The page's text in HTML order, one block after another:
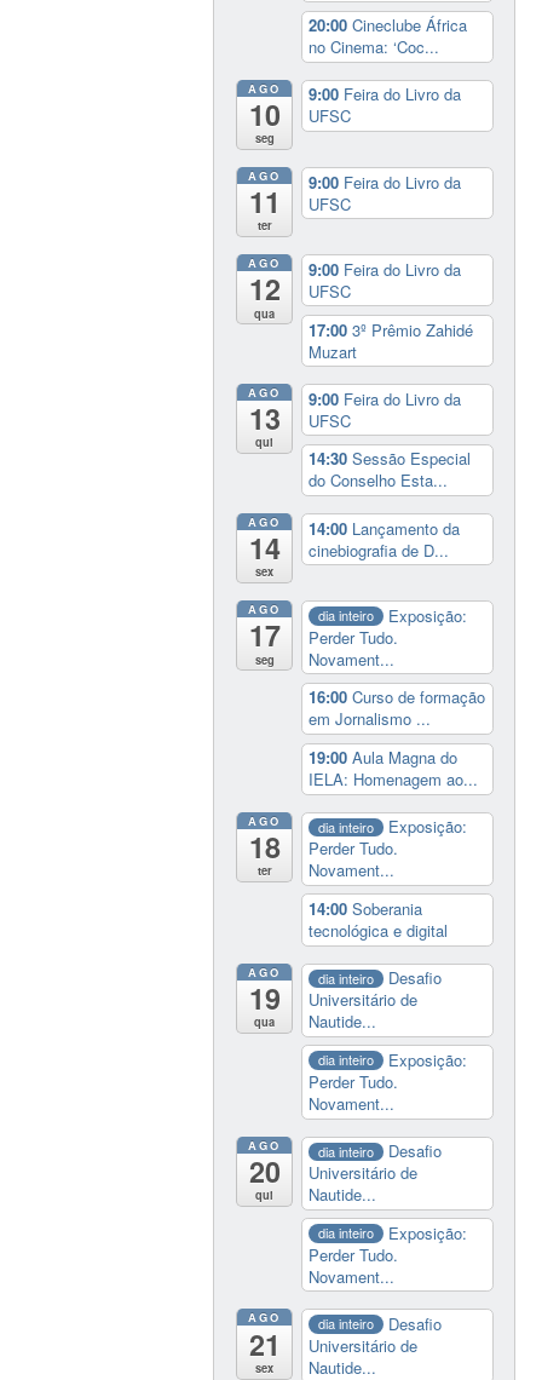
20:00Cineclube África
no Cinema: ‘Coc...
AGO
10
seg
9:00 Feira do Livro da
UFSC
AGO
11
ter
9:00 Feira do Livro da
UFSC
AGO
12
qua
9:00 Feira do Livro da
UFSC
17:003º Prêmio Zahidé
Muzart
AGO
13
qui
9:00 Feira do Livro da
UFSC
14:30Sessão Especial
do Conselho Esta...
AGO
14
sex
14:00 Lançamento da
cinebiografia de D...
AGO
17
seg
dia inteiro
Exposição:
Perder Tudo.
Novament...
16:00Curso de formação
em Jornalismo ...
19:00Aula Magna do
IELA: Homenagem ao...
AGO
18
ter
dia inteiro
Exposição:
Perder Tudo.
Novament...
14:00Soberania
tecnológica e digital
AGO
19
qua
dia inteiro
Desafio
Universitário de
Nautide...
dia inteiro
Exposição:
Perder Tudo.
Novament...
AGO
20
qui
dia inteiro
Desafio
Universitário de
Nautide...
dia inteiro
Exposição:
Perder Tudo.
Novament...
AGO
21
sex
dia inteiro
Desafio
Universitário de
Nautide...